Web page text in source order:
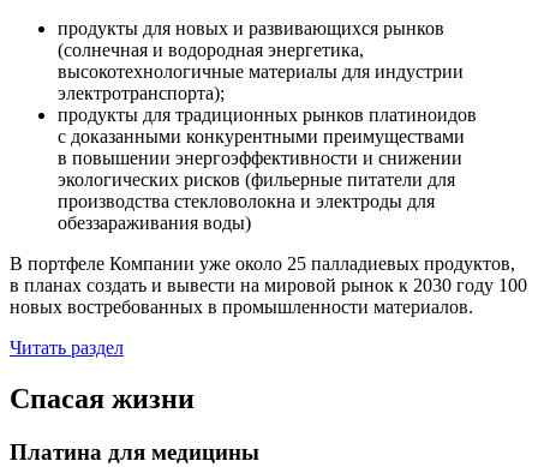
продукты для новых и развивающихся рынков
(солнечная и водородная энергетика,
высокотехнологичные материалы для индустрии
электротранспорта);
продукты для традиционных рынков платиноидов
с доказанными конкурентными преимуществами
в повышении энергоэффективности и снижении
экологических рисков (фильерные питатели для
производства стекловолокна и электроды для
обеззараживания воды)
В портфеле Компании уже около 25 палладиевых продуктов,
в планах создать и вывести на мировой рынок к 2030 году 100
новых востребованных в промышленности материалов.
Читать раздел
Спасая жизни
Платина для медицины